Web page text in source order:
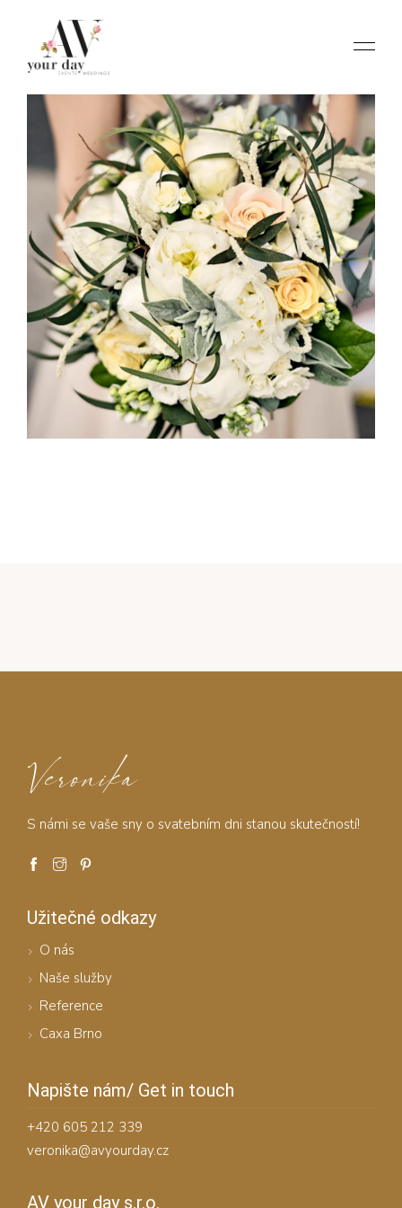
Veronika
S námi se vaše sny o svatebním dni stanou skutečností!
Užitečné odkazy
O nás
Naše služby
Reference
Caxa Brno
Napište nám/ Get in touch
+420 605 212 339
veronika@avyourday.cz
AV your day s.r.o.